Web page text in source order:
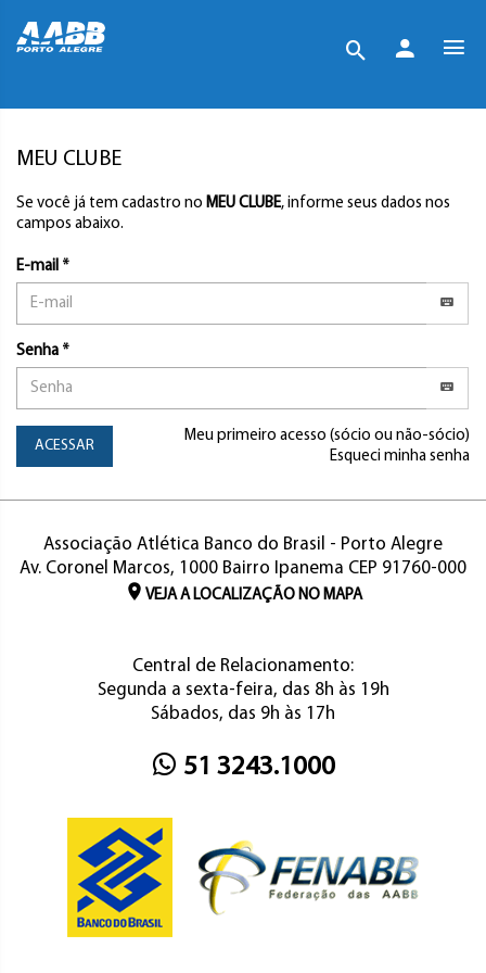
MEU CLUBE
Se você já tem cadastro no MEU CLUBE, informe seus dados nos
campos abaixo.
E-mail *
Senha *
ACESSAR
Meu primeiro acesso (sócio ou não-sócio)
Esqueci minha senha
Associação Atlética Banco do Brasil - Porto Alegre
Av. Coronel Marcos, 1000 Bairro Ipanema CEP 91760-000
VEJA A LOCALIZAÇÃO NO MAPA
Central de Relacionamento:
Segunda a sexta-feira, das 8h às 19h
Sábados, das 9h às 17h
51 3243.1000